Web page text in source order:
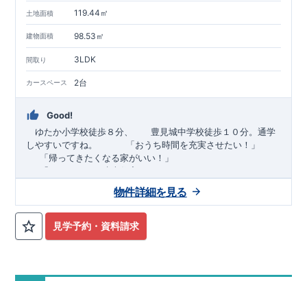
土地面積 119.44㎡
建物面積 98.53㎡
間取り 3LDK
カースペース 2台
Good!
ゆたか小学校徒歩８分、 豊見城中学校徒歩１０分。通学
しやすいですね。
「おうち時間を充実させたい！」
「帰ってきたくなる家がいい！」
「おしゃれなら建売住宅もありかも！」
TEL:098-860-2201（火・水曜日定休日、年末年始休み）
■オプションではありません！全棟標準搭載
ム・ガス衣類乾燥機・食洗器・宅配ボックス・玄関電子キー・
成材にヒノキを使用しております！
見学予約・資料請求
物件詳細を見る